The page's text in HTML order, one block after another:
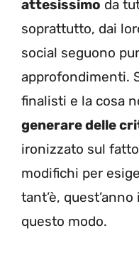
attesissimo da
soprattutto, dai
social seguono
approfondimenti.
finalisti e la cosa
generare delle
ironizzato sul
modifichi per
tant’è,
questo modo.